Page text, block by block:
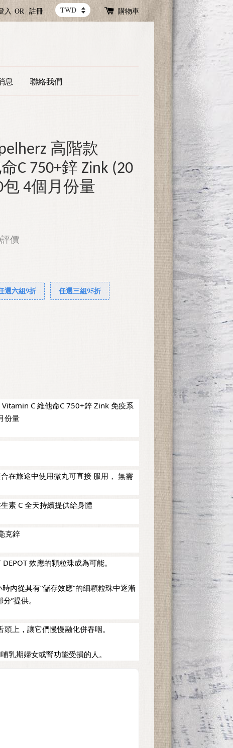
入 OR 註冊 購物車
息 聯絡我們
高階款
C 750+鋅 Zink (20
4個月份量
評價
選六組9折 任選三組95折
C 維他命C 750+鋅 Zink 免疫系
份量
在旅途中使用微丸可直接 服用， 無需
素 C 全天持續提供給身體
克鋅
效應的顆粒珠成為可能。
內從具有“儲存效應”的細顆粒珠中逐漸
”提供。
上，讓它們慢慢融化併吞咽。
乳期婦女或腎功能受損的人。